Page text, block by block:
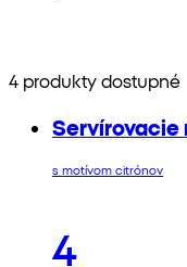
4 produkty dostupné
Servírovacie
s motívom citrónov
4